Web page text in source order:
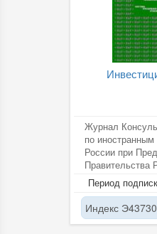
Журнал
по
России при
Правительства
Инвестиционный
Период
Индекс Э43730